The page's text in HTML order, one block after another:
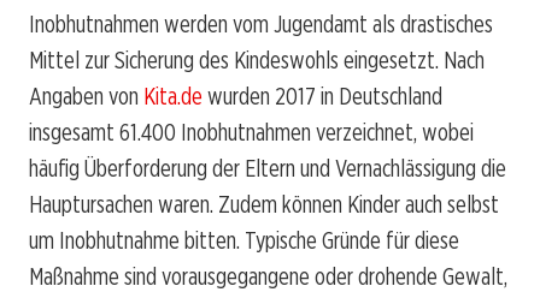
Inobhutnahmen werden vom Jugendamt als drastisches
Mittel zur Sicherung des Kindeswohls eingesetzt. Nach
Angaben von Kita.de wurden 2017 in Deutschland
insgesamt 61.400 Inobhutnahmen verzeichnet, wobei
häufig Überforderung der Eltern und Vernachlässigung die
Hauptursachen waren. Zudem können Kinder auch selbst
um Inobhutnahme bitten. Typische Gründe für diese
Maßnahme sind vorausgegangene oder drohende Gewalt,